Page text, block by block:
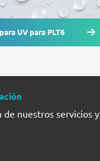
UV para PLT6
de nuestros servicios y